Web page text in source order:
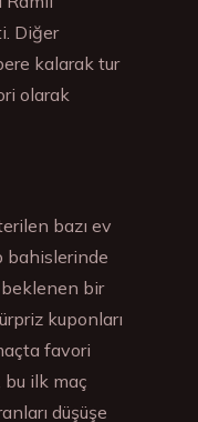
Diğer
kalarak tur
olarak
bazı ev
bahislerinde
beklenen bir
kuponları
favori
bu ilk maç
düşüşe